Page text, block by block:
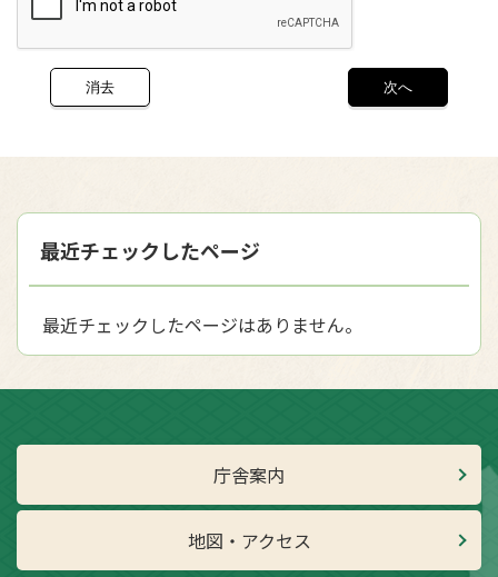
最近チェックしたページ
最近チェックしたページはありません。
庁舎案内
地図・アクセス